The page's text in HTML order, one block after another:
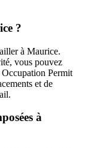
?
à Maurice.
vous pouvez
Occupation Permit
et de
à